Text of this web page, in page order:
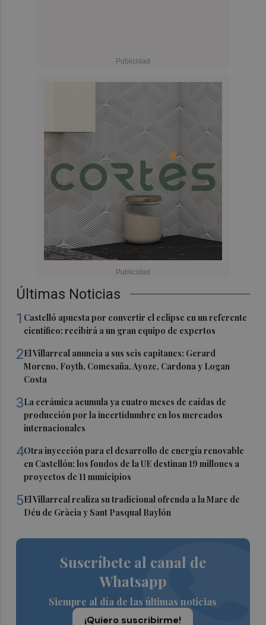
Últimas Noticias
1 Castelló apuesta por convertir el eclipse en un referente
científico: recibirá a un gran equipo de expertos
2El Villarreal anuncia a sus seis capitanes: Gerard
Moreno, Foyth, Comesaña, Ayoze, Cardona y Logan
Costa
3La cerámica acumula ya cuatro meses de caídas de
producción por la incertidumbre en los mercados
internacionales
4Otra inyección para el desarrollo de energía renovable
en Castellón: los fondos de la UE destinan 19 millones a
proyectos de 11 municipios
5El Villarreal realiza su tradicional ofrenda a la Mare de
Déu de Gràcia y Sant Pasqual Baylón
Suscríbete al canal de
Whatsapp
Siempre al día de las últimas noticias
¡Quiero suscribirme!